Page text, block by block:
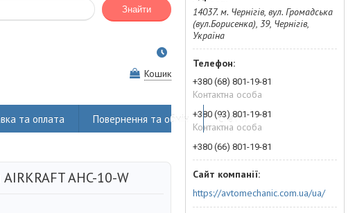
Знайти
Кошик
та оплата Повернення та обмін Статті
AHC-10-W
14037. м. Чернігів, вул. Громадська
(вул.Борисенка), 39, Чернігів,
Україна
+380 (68) 801-19-81
Контактна особа
+380 (93) 801-19-81
Контактна особа
+380 (66) 801-19-81
https://avtomechanic.com.ua/ua/